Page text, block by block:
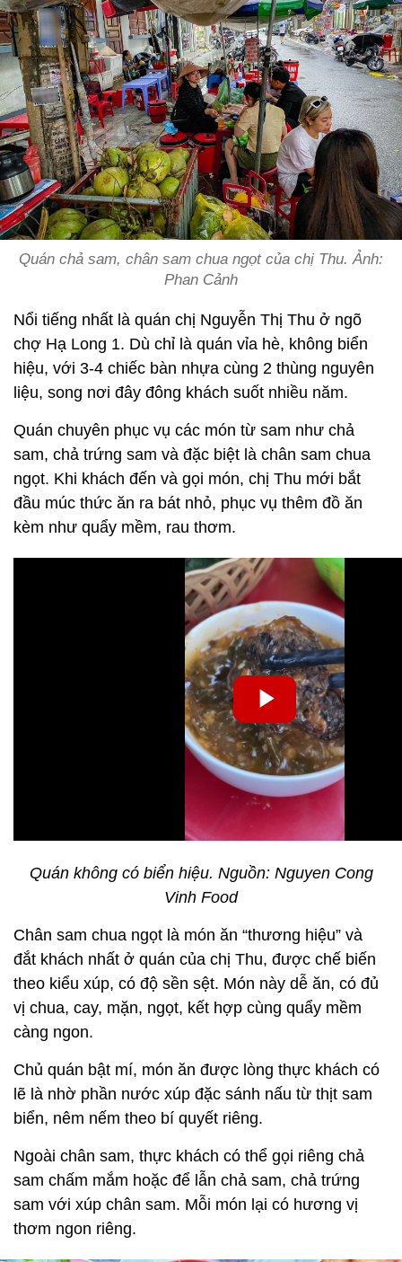
Quán chả sam, chân sam chua ngọt của chị Thu. Ảnh:
Phan Cảnh
Nổi tiếng nhất là quán chị Nguyễn Thị Thu ở ngõ
chợ Hạ Long 1. Dù chỉ là quán vỉa hè, không biển
hiệu, với 3-4 chiếc bàn nhựa cùng 2 thùng nguyên
liệu, song nơi đây đông khách suốt nhiều năm.
Quán chuyên phục vụ các món từ sam như chả
sam, chả trứng sam và đặc biệt là chân sam chua
ngọt. Khi khách đến và gọi món, chị Thu mới bắt
đầu múc thức ăn ra bát nhỏ, phục vụ thêm đồ ăn
kèm như quẩy mềm, rau thơm.
Quán không có biển hiệu. Nguồn: Nguyen Cong
Vinh Food
Chân sam chua ngọt là món ăn “thương hiệu” và
đắt khách nhất ở quán của chị Thu, được chế biến
theo kiểu xúp, có độ sền sệt. Món này dễ ăn, có đủ
vị chua, cay, mặn, ngọt, kết hợp cùng quẩy mềm
càng ngon.
Chủ quán bật mí, món ăn được lòng thực khách có
lẽ là nhờ phần nước xúp đặc sánh nấu từ thịt sam
biển, nêm nếm theo bí quyết riêng.
Ngoài chân sam, thực khách có thể gọi riêng chả
sam chấm mắm hoặc để lẫn chả sam, chả trứng
sam với xúp chân sam. Mỗi món lại có hương vị
thơm ngon riêng.